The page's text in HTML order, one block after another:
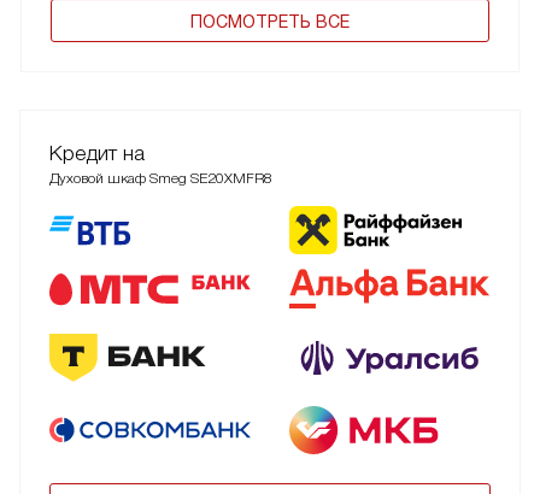
ПОCМОТРЕТЬ ВСЕ
Кредит на
Духовой шкаф Smeg SE20XMFR8